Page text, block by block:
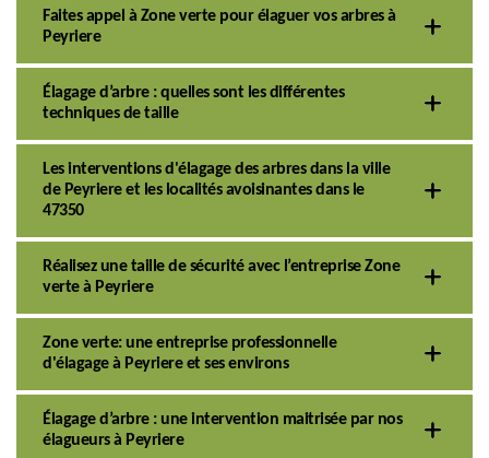
Faites appel à Zone verte pour élaguer vos arbres à
Peyriere
Élagage d’arbre : quelles sont les différentes
techniques de taille
Les interventions d'élagage des arbres dans la ville
de Peyriere et les localités avoisinantes dans le
47350
Réalisez une taille de sécurité avec l’entreprise Zone
verte à Peyriere
Zone verte: une entreprise professionnelle
d'élagage à Peyriere et ses environs
Élagage d’arbre : une intervention maitrisée par nos
élagueurs à Peyriere